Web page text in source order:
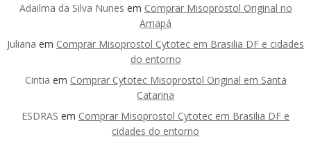
Adailma da Silva Nunes em Comprar Misoprostol Original no
Amapá
Juliana em Comprar Misoprostol Cytotec em Brasilia DF e cidades
do entorno
Cintia em Comprar Cytotec Misoprostol Original em Santa
Catarina
ESDRAS em Comprar Misoprostol Cytotec em Brasilia DF e
cidades do entorno